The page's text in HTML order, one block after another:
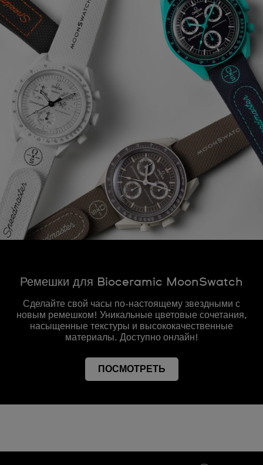
Ремешки для Bioceramic MoonSwatch
Сделайте свой часы по-настоящему звездными с
новым ремешком! Уникальные цветовые сочетания,
насыщенные текстуры и высококачественные
материалы. Доступно онлайн!
ПОСМОТРЕТЬ